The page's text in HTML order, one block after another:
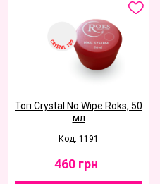
Топ Crystal No Wipe Roks, 50
мл
Код: 1191
460 грн